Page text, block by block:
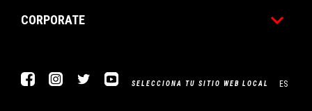
CORPORATE
FacebookInstagram
Twitter YouTube
SELECCIONA TU SITIO WEB LOCAL ES